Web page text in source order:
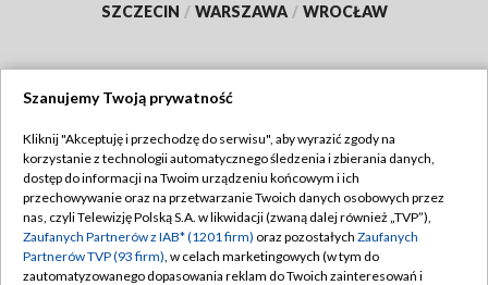
SZCZECIN / WARSZAWA / WROCŁAW
TVP
Abonament TVP
Emisja w TVP
Centrum informacji TVP
Regulamin TVP
Polityka prywatności
Moje zgody
Szanujemy Twoją prywatność
Kliknij "Akceptuję i przechodzę do serwisu", aby wyrazić zgody na
korzystanie z technologii automatycznego śledzenia i zbierania danych,
dostęp do informacji na Twoim urządzeniu końcowym i ich
przechowywanie oraz na przetwarzanie Twoich danych osobowych przez
nas, czyli Telewizję Polską S.A. w likwidacji (zwaną dalej również „TVP”),
Zaufanych Partnerów z IAB* (1201 firm) oraz pozostałych Zaufanych
Partnerów TVP (93 firm), w celach marketingowych (w tym do
zautomatyzowanego dopasowania reklam do Twoich zainteresowań i